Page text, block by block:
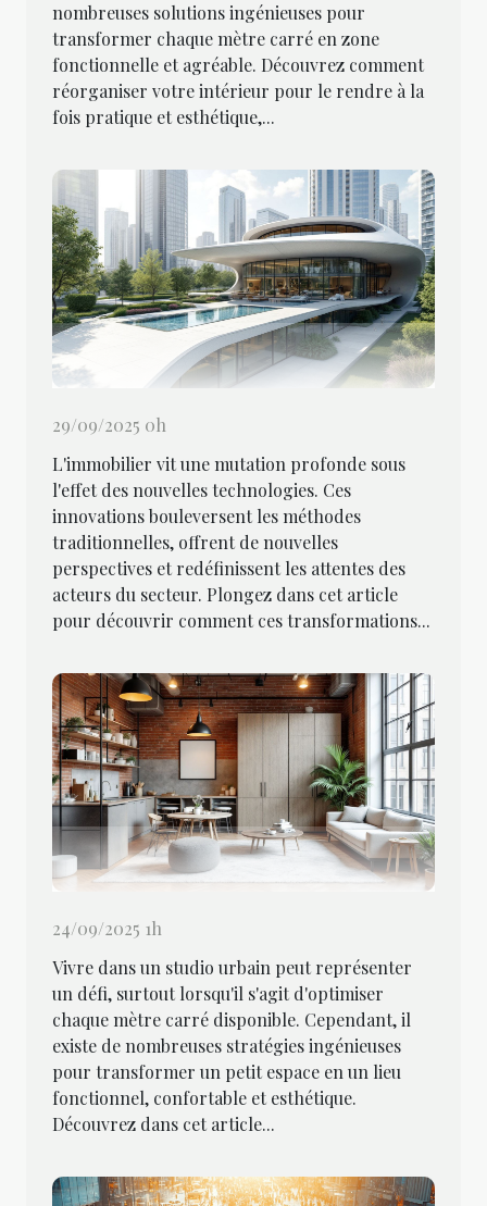
nombreuses solutions ingénieuses pour
transformer chaque mètre carré en zone
fonctionnelle et agréable. Découvrez comment
réorganiser votre intérieur pour le rendre à la
fois pratique et esthétique,...
29/09/2025 0h
L'immobilier vit une mutation profonde sous
l'effet des nouvelles technologies. Ces
innovations bouleversent les méthodes
traditionnelles, offrent de nouvelles
perspectives et redéfinissent les attentes des
acteurs du secteur. Plongez dans cet article
pour découvrir comment ces transformations...
24/09/2025 1h
Vivre dans un studio urbain peut représenter
un défi, surtout lorsqu'il s'agit d'optimiser
chaque mètre carré disponible. Cependant, il
existe de nombreuses stratégies ingénieuses
pour transformer un petit espace en un lieu
fonctionnel, confortable et esthétique.
Découvrez dans cet article...